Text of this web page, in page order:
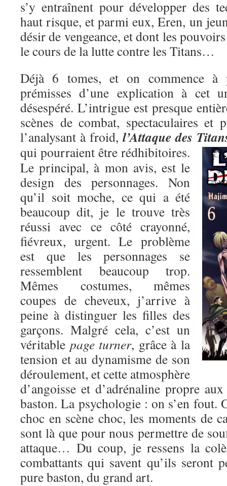
s’y entraînent pour développer des
haut risque, et parmi eux, Eren, un
désir de vengeance, et dont les
le cours de la lutte contre les Titans…
Déjà 6 tomes, et on commence à
prémisses d’une explication à cet
désespéré. L’intrigue est presque
scènes de combat, spectaculaires et
l’analysant à froid, l’Attaque des
qui pourraient être rédhibitoires.
Le principal, à mon avis, est le
design des personnages. Non
qu’il soit moche, ce qui a été
beaucoup dit, je le trouve très
réussi avec ce côté crayonné,
fiévreux, urgent. Le problème
est que les personnages se
ressemblent beaucoup trop.
Mêmes costumes, mêmes
coupes de cheveux, j’arrive à
peine à distinguer les filles des
garçons. Malgré cela, c’est un
véritable page turner, grâce à la
tension et au dynamisme de son
déroulement, et cette atmosphère
d’angoisse et d’adrénaline propre
baston. La psychologie : on s’en fout.
choc en scène choc, les moments de
sont là que pour nous permettre de
attaque… Du coup, je ressens la
combattants qui savent qu’ils seront
pure baston, du grand art.